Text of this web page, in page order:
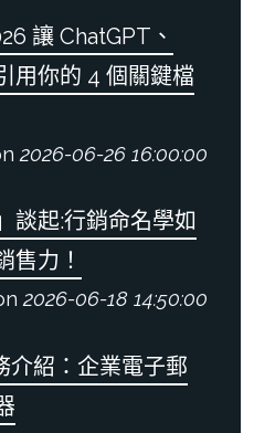
讓 ChatGPT、
用你的 4 個關鍵檔
2026-06-26 16:00:00
談起:行銷命名學如
售力！
2026-06-18 14:50:00
介紹：企業電子郵